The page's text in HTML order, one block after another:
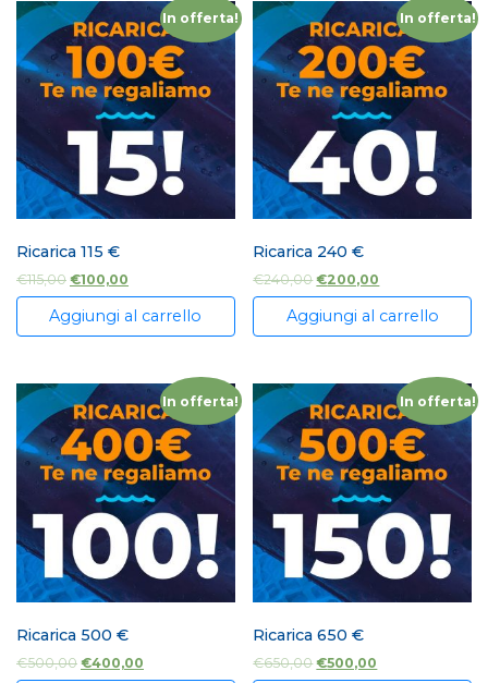
In offerta!
Ricarica 115 €
€115,00 €100,00
Aggiungi al carrello
In offerta!
Ricarica 240 €
€240,00 €200,00
Aggiungi al carrello
In offerta!
Ricarica 500 €
€500,00 €400,00
In offerta!
Ricarica 650 €
€650,00 €500,00